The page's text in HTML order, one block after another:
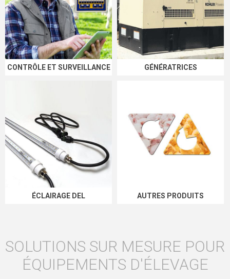
CONTRÔLE ET SURVEILLANCE GÉNÉRATRICES
ÉCLAIRAGE DEL AUTRES PRODUITS
SOLUTIONS SUR MESURE POUR
ÉQUIPEMENTS D'ÉLEVAGE